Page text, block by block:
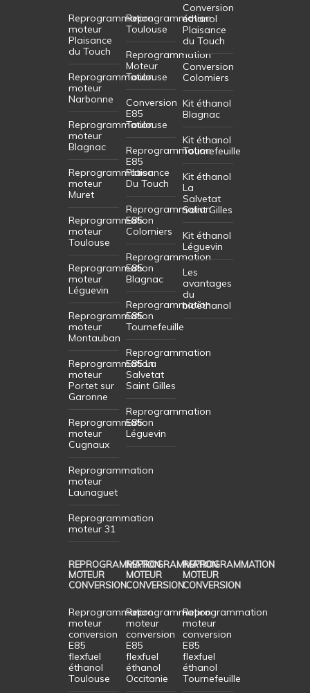
Reprogrammation
moteur
Plaisance
du Touch
Reprogrammation
moteur
Narbonne
Reprogrammation
moteur
Blagnac
Reprogrammation
moteur
Muret
Reprogrammation
moteur
Toulouse
Reprogrammation
moteur
Léguevin
Reprogrammation
moteur
Montauban
Reprogrammation
moteur
Portet sur
Garonne
Reprogrammation
moteur
Cugnaux
Reprogrammation
moteur
Launaguet
Reprogrammation
moteur 31
Reprogrammation
Toulouse
Reprogrammation
Moteur
Toulouse
Conversion
E85
Toulouse
Reprogrammation
E85
Plaisance
Du Touch
Reprogrammation
E85
Colomiers
Reprogrammation
E85
Blagnac
Reprogrammation
E85
Tournefeuille
Reprogrammation
E85 La
Salvetat
Saint Gilles
Reprogrammation
E85
Léguevin
Conversion
éthanol
Plaisance
du Touch
Conversion
Colomiers
Kit éthanol
Blagnac
Kit éthanol
Tournefeuille
Kit éthanol
La
Salvetat
Saint Gilles
Kit éthanol
Léguevin
Les
avantages
du
bioéthanol
REPROGRAMMATION
MOTEUR
CONVERSION
Reprogrammation
moteur
conversion
E85
flexfuel
éthanol
Toulouse
REPROGRAMMATION
MOTEUR
CONVERSION
Reprogrammation
moteur
conversion
E85
flexfuel
éthanol
Occitanie
REPROGRAMMATION
MOTEUR
CONVERSION
Reprogrammation
moteur
conversion
E85
flexfuel
éthanol
Tournefeuille